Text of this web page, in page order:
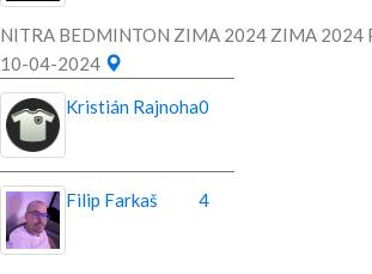
NITRA BEDMINTON ZIMA 2024 ZIMA 2024
10-04-2024
Kristián Rajnoha0
Filip Farkaš 4